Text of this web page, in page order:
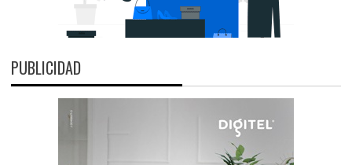
PUBLICIDAD